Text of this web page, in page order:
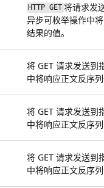
HTTP GET 将请求发
异步可枚举操作中
结果的值。
将 GET 请求发送到
中将响应正文反序列
将 GET 请求发送到
中将响应正文反序列
将 GET 请求发送到
中将响应正文反序列